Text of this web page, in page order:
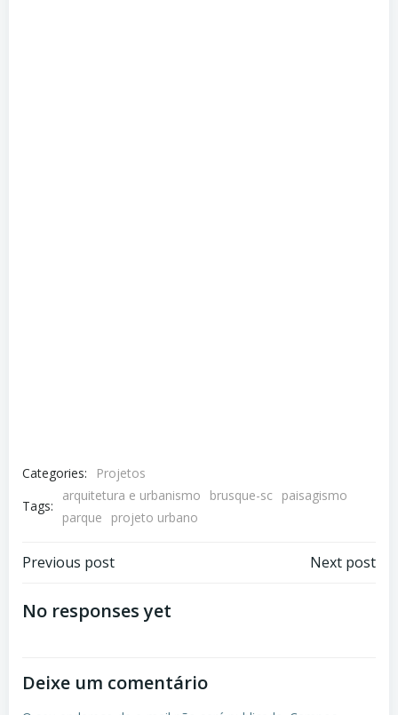
Categories:
Projetos
Tags:
arquitetura e urbanismo brusque-sc paisagismo
parque
projeto urbano
Post
navigation
Previous post Next post
No responses yet
Deixe um comentário